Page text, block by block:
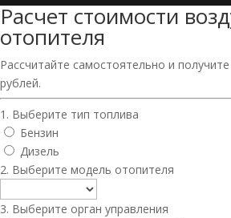
Расчет стоимости
отопителя
Рассчитайте самостоятельно и
рублей.
1. Выберите тип топлива
Бензин
Дизель
2. Выберите модель отопителя
3. Выберите орган управления